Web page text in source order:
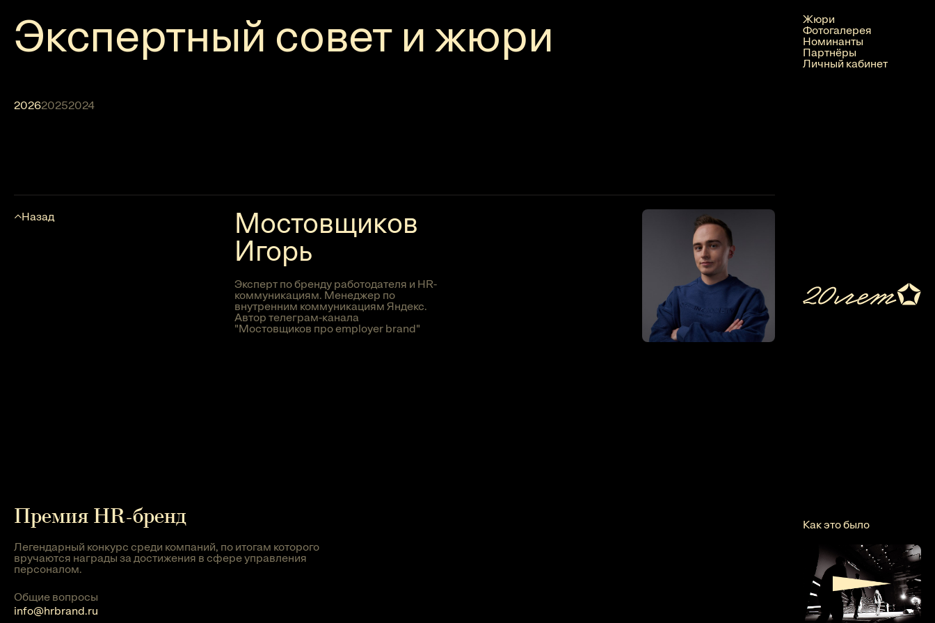
Жюри
Фотогалерея
Номинанты
Партнёры
Личный кабинет
Как это было
Экспертный совет и жюри
202620252024
Назад
Мостовщиков
Игорь
Эксперт по бренду работодателя и HR-
коммуникациям. Менеджер по
внутренним коммуникациям Яндекс.
Автор телеграм-канала
"Мостовщиков про employer brand"
Премия HR-бренд
Легендарный конкурс среди компаний, по итогам которого
вручаются награды за достижения в сфере управления
персоналом.
Общие вопросы
info@hrbrand.ru